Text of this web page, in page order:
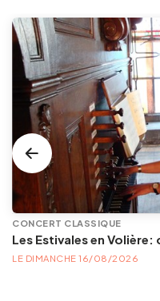
CONCERT CLASSIQUE
LE DIMANCHE 16/08/2026